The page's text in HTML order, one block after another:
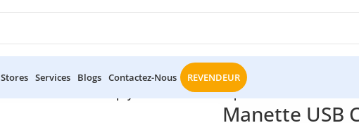
Stores Services Blogs Contactez-Nous REVENDEUR
Manette USB Capsys GS306 dual shock pour PC
Manette USB